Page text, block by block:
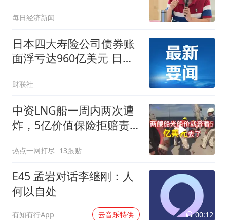
应比险企更严
每日经济新闻
日本四大寿险公司债券账
面浮亏达960亿美元 日本
财联社
中资LNG船一周内两次遭
炸，5亿价值保险拒赔责
热点一网打尽 13跟贴
E45 孟岩对话李继刚：人
何以自处
有知有行App 云音乐特供 00:12